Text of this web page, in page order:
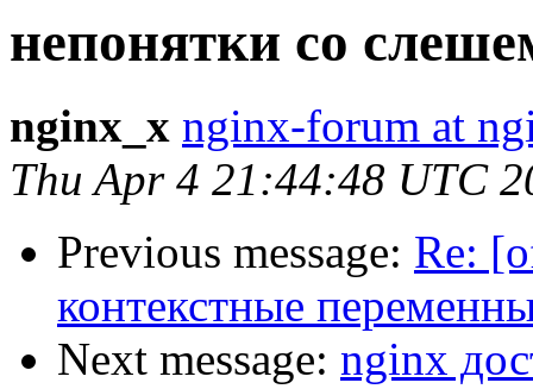
непонятки со
nginx_x nginx-forum at
Thu Apr 4 21:44:48 UTC
Previous message: Re:
контекстные
Next message: nginx